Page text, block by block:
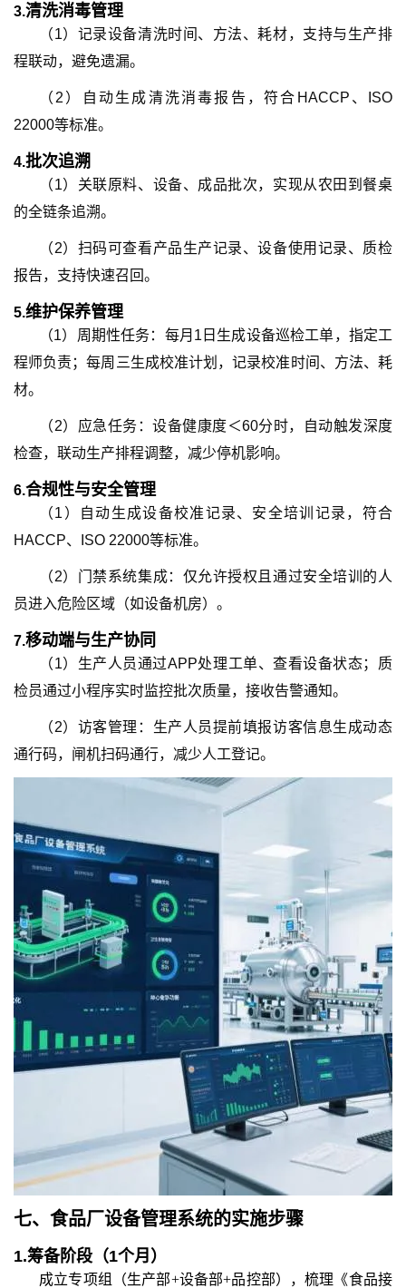
3.清洗消毒管理
（1）记录设备清洗时间、方法、耗材，支持与生产排
程联动，避免遗漏。
（2）
自动生成清洗消毒报告，符合HACCP、ISO
22000等标准。
4.批次追溯
（1）关联原料、设备、成品批次，实现从农田到餐桌
的全链条追溯。
（2）扫码可查看产品生产记录、设备使用记录、质检
报告，支持快速召回。
5.维护保养管理
（1） 周期性任务：每月1日生成设备巡检工单，指定工
程师负责；每周三生成校准计划，记录校准时间、方法、耗
材。
（2） 应急任务：设备健康度＜60分时，自动触发深度
检查，联动生产排程调整，减少停机影响。
6.合规性与安全管理
（1）
自动生成设备校准记录、安全培训记录，符合
HACCP、ISO 22000等标准。
（2）门禁系统集成：仅允许授权且通过安全培训的人
员进入危险区域（如设备机房）。
7.移动端与生产协同
（1） 生产人员通过APP处理工单、查看设备状态；质
检员通过小程序实时监控批次质量，接收告警通知。
（2）访客管理：生产人员提前填报访客信息生成动态
通行码，闸机扫码通行，减少人工登记。
七、 食品厂设备管理系统的实施步骤
1.筹备阶段（1个月）
成立专项组（生产部+设备部+品控部），梳理《食品接